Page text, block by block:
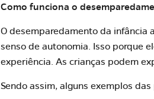
Como funciona o
O desemparedamento da infância
senso de autonomia. Isso porque
experiência . As crianças podem
Sendo assim, alguns exemplos